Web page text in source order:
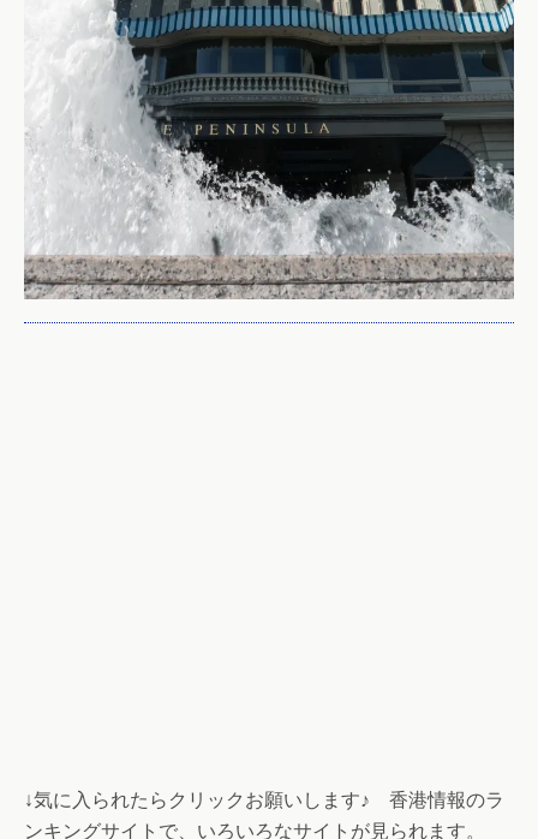
↓気に入られたらクリックお願いします♪ 香港情報のラ
ンキングサイトで、いろいろなサイトが見られます。